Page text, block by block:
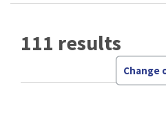
111 results
Change